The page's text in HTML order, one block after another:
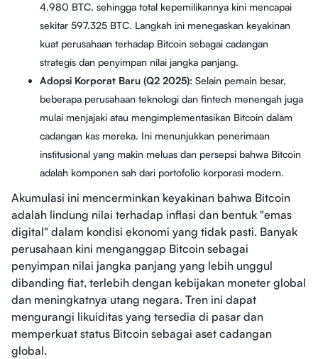
4.980 BTC, sehingga total kepemilikannya kini mencapai
sekitar 597.325 BTC. Langkah ini menegaskan keyakinan
kuat perusahaan terhadap Bitcoin sebagai cadangan
strategis dan penyimpan nilai jangka panjang.
Adopsi Korporat Baru (Q2 2025): Selain pemain besar,
beberapa perusahaan teknologi dan fintech menengah juga
mulai menjajaki atau mengimplementasikan Bitcoin dalam
cadangan kas mereka. Ini menunjukkan penerimaan
institusional yang makin meluas dan persepsi bahwa Bitcoin
adalah komponen sah dari portofolio korporasi modern.
Akumulasi ini mencerminkan keyakinan bahwa Bitcoin
adalah lindung nilai terhadap inflasi dan bentuk "emas
digital" dalam kondisi ekonomi yang tidak pasti. Banyak
perusahaan kini menganggap Bitcoin sebagai
penyimpan nilai jangka panjang yang lebih unggul
dibanding fiat, terlebih dengan kebijakan moneter global
dan meningkatnya utang negara. Tren ini dapat
mengurangi likuiditas yang tersedia di pasar dan
memperkuat status Bitcoin sebagai aset cadangan
global.